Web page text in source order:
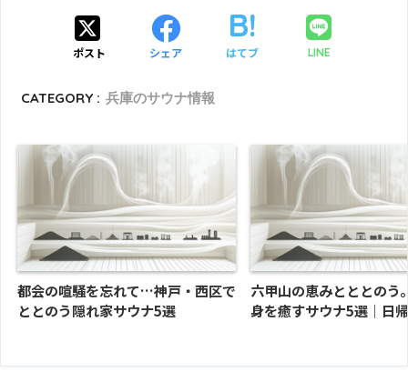
ポスト シェア はてブ LINE
CATEGORY : 兵庫のサウナ情報
都会の喧騒を忘れて…神戸・西区で
ととのう隠れ家サウナ5選
六甲山の恵みとととのう
身を癒すサウナ5選｜日